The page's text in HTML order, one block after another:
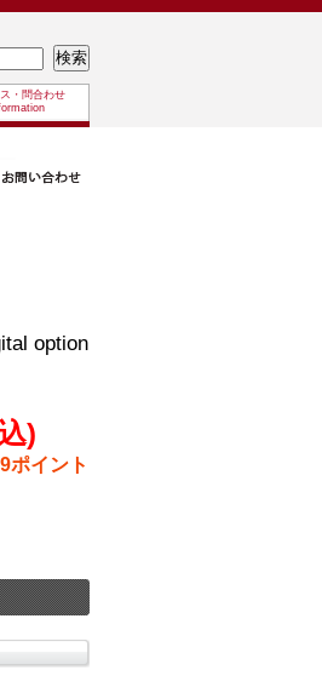
・問合わせ
option
)
ポイント